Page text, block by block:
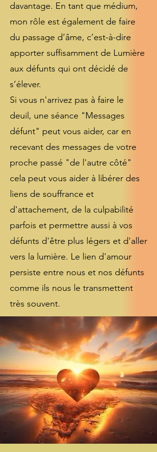
davantage. En tant que médium,
mon rôle est également de faire
du passage d’âme, c’est-à-dire
apporter suffisamment de Lumière
aux défunts qui ont décidé de
s’élever.
Si vous n'arrivez pas à faire le
deuil, une séance "Messages
défunt" peut vous aider, car en
recevant des messages de votre
proche passé "de l'autre côté"
cela peut vous aider à libérer des
liens de souffrance et
d'attachement, de la culpabilité
parfois et permettre aussi à vos
défunts d'être plus légers et d'aller
vers la lumière. Le lien d'amour
persiste entre nous et nos défunts
comme ils nous le transmettent
très souvent.